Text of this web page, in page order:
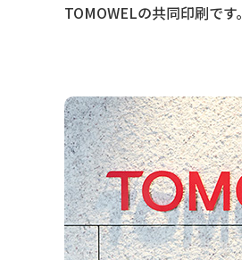
TOMOWELの共同印刷です。